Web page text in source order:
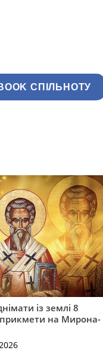
СПІЛЬНОТУ
із землі 8
прикмети на Мирона-